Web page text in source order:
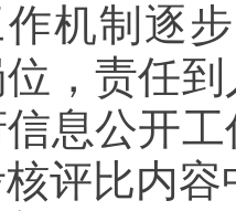
作机制逐
，责任
息公开
评比内容